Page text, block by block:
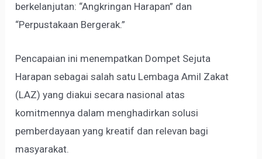
berkelanjutan: “Angkringan Harapan” dan
“Perpustakaan Bergerak.”
Pencapaian ini menempatkan Dompet Sejuta
Harapan sebagai salah satu Lembaga Amil Zakat
(LAZ) yang diakui secara nasional atas
komitmennya dalam menghadirkan solusi
pemberdayaan yang kreatif dan relevan bagi
masyarakat.